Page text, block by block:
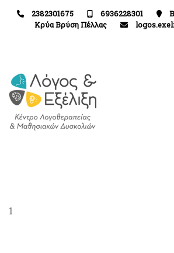
2382301675 6936228301
Κρύα Βρύση Πέλλας
1